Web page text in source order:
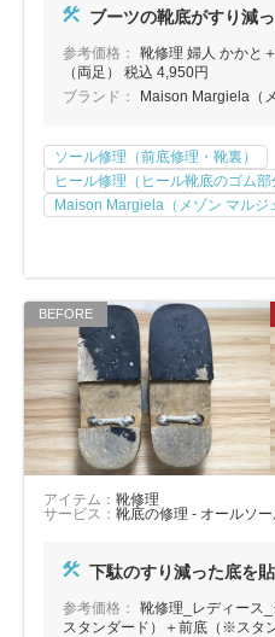
ブーツの靴底がすり減
参考価格：
靴修理 婦人 かかと
（両足） 税込 4,950円
ブランド：
Maison Margiela（
ソール修理（前底修理・靴裏）
ヒール修理（ヒール靴底のゴム部
Maison Margiela（メゾン マルジ
アイテム： 靴修理
サービス： 靴底の修理 - オールソー
下駄のすり減った底を
参考価格：
靴修理_レディース
スタンダード）＋前底（※スタ